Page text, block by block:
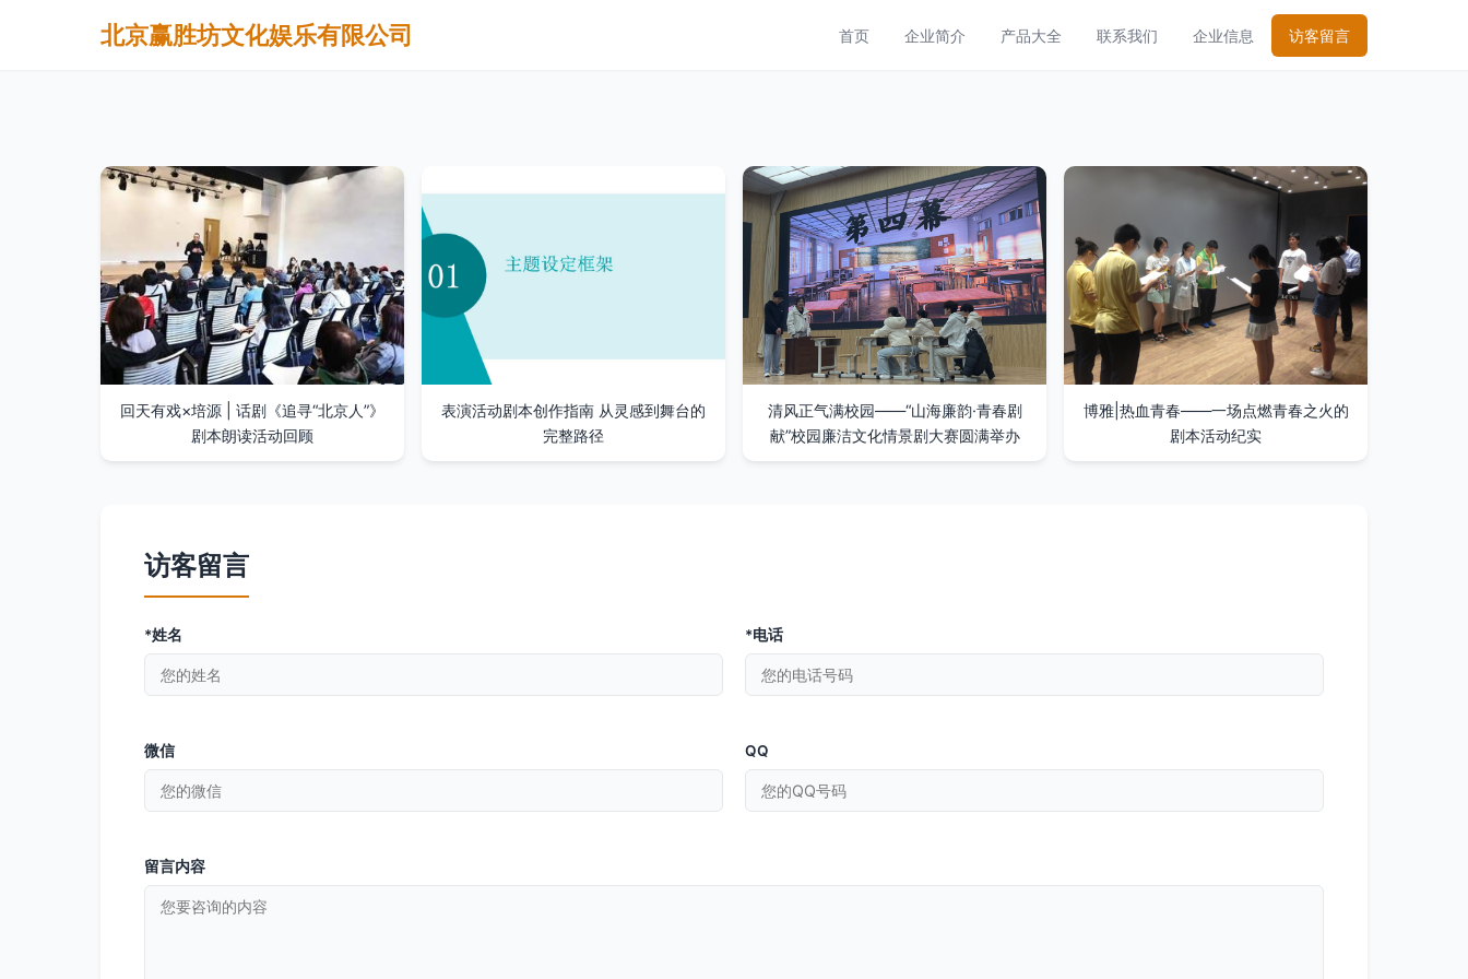
北京赢胜坊文化娱乐有限公司 首页 企业简介 产品大全 联系我们 企业信息 访客留言
回天有戏×培源 | 话剧《追寻“北京人”》
剧本朗读活动回顾
表演活动剧本创作指南 从灵感到舞台的
完整路径
清风正气满校园——“山海廉韵·青春剧
献”校园廉洁文化情景剧大赛圆满举办
博雅|热血青春——一场点燃青春之火的
剧本活动纪实
访客留言
*姓名 *电话
微信 QQ
留言内容